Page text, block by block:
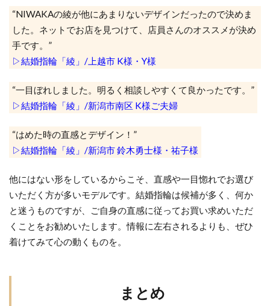
“NIWAKAの綾が他にあまりないデザインだったので決めま
した。ネットでお店を見つけて、店員さんのオススメが決め
手です。”
▷結婚指輪「綾」/上越市 K様・Y様
“一目ぼれしました。明るく相談しやすくて良かったです。”
▷結婚指輪「綾」/新潟市南区 K様ご夫婦
“はめた時の直感とデザイン！”
▷結婚指輪「綾」/新潟市 鈴木勇士様・祐子様
他にはない形をしているからこそ、直感や一目惚れでお選び
いただく方が多いモデルです。結婚指輪は候補が多く、何か
と迷うものですが、ご自身の直感に従ってお買い求めいただ
くことをお勧めいたします。情報に左右されるよりも、ぜひ
着けてみて心の動くものを。
まとめ